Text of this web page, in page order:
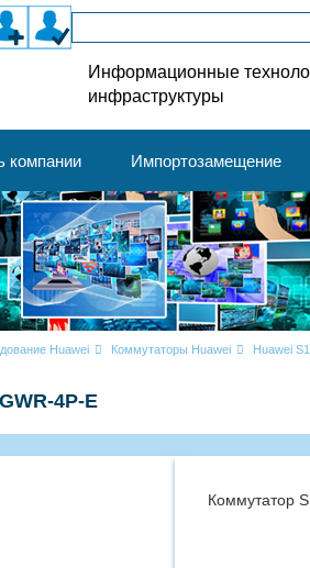
Информационные
инфраструктуры
компании Импортозамещение
Huawei Коммутаторы Huawei Huawei
4P-E
Коммутатор